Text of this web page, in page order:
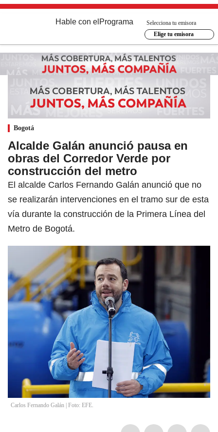
Hable con el Programa
Selecciona tu emisora
Elige tu emisora
Bogotá
Alcalde Galán anunció pausa en
obras del Corredor Verde por
construcción del metro
El alcalde Carlos Fernando Galán anunció que no
se realizarán intervenciones en el tramo sur de esta
vía durante la construcción de la Primera Línea del
Metro de Bogotá.
Carlos Fernando Galán | Foto: EFE.